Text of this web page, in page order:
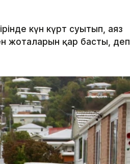
күн күрт суытып, аяз
жоталарын қар басты, деп